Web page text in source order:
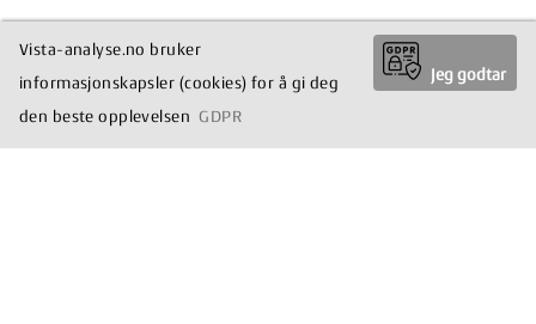
© 2026 Vista Forskning
Jeg godtar
Vista-analyse.no bruker
informasjonskapsler (cookies) for å gi deg
den beste opplevelsen GDPR